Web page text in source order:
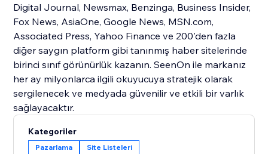
Digital Journal, Newsmax, Benzinga, Business Insider,
Fox News, AsiaOne, Google News, MSN.com,
Associated Press, Yahoo Finance ve 200'den fazla
diğer saygın platform gibi tanınmış haber sitelerinde
birinci sınıf görünürlük kazanın. SeenOn ile markanız
her ay milyonlarca ilgili okuyucuya stratejik olarak
sergilenecek ve medyada güvenilir ve etkili bir varlık
sağlayacaktır.
Kategoriler
Pazarlama Site Listeleri